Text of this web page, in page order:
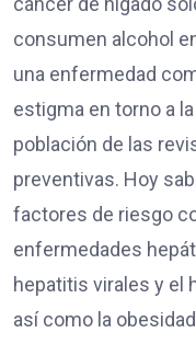
consumen alcohol
una enfermedad
estigma en torno a
población de las
preventivas. Hoy
factores de riesgo
enfermedades
hepatitis virales y el
así como la